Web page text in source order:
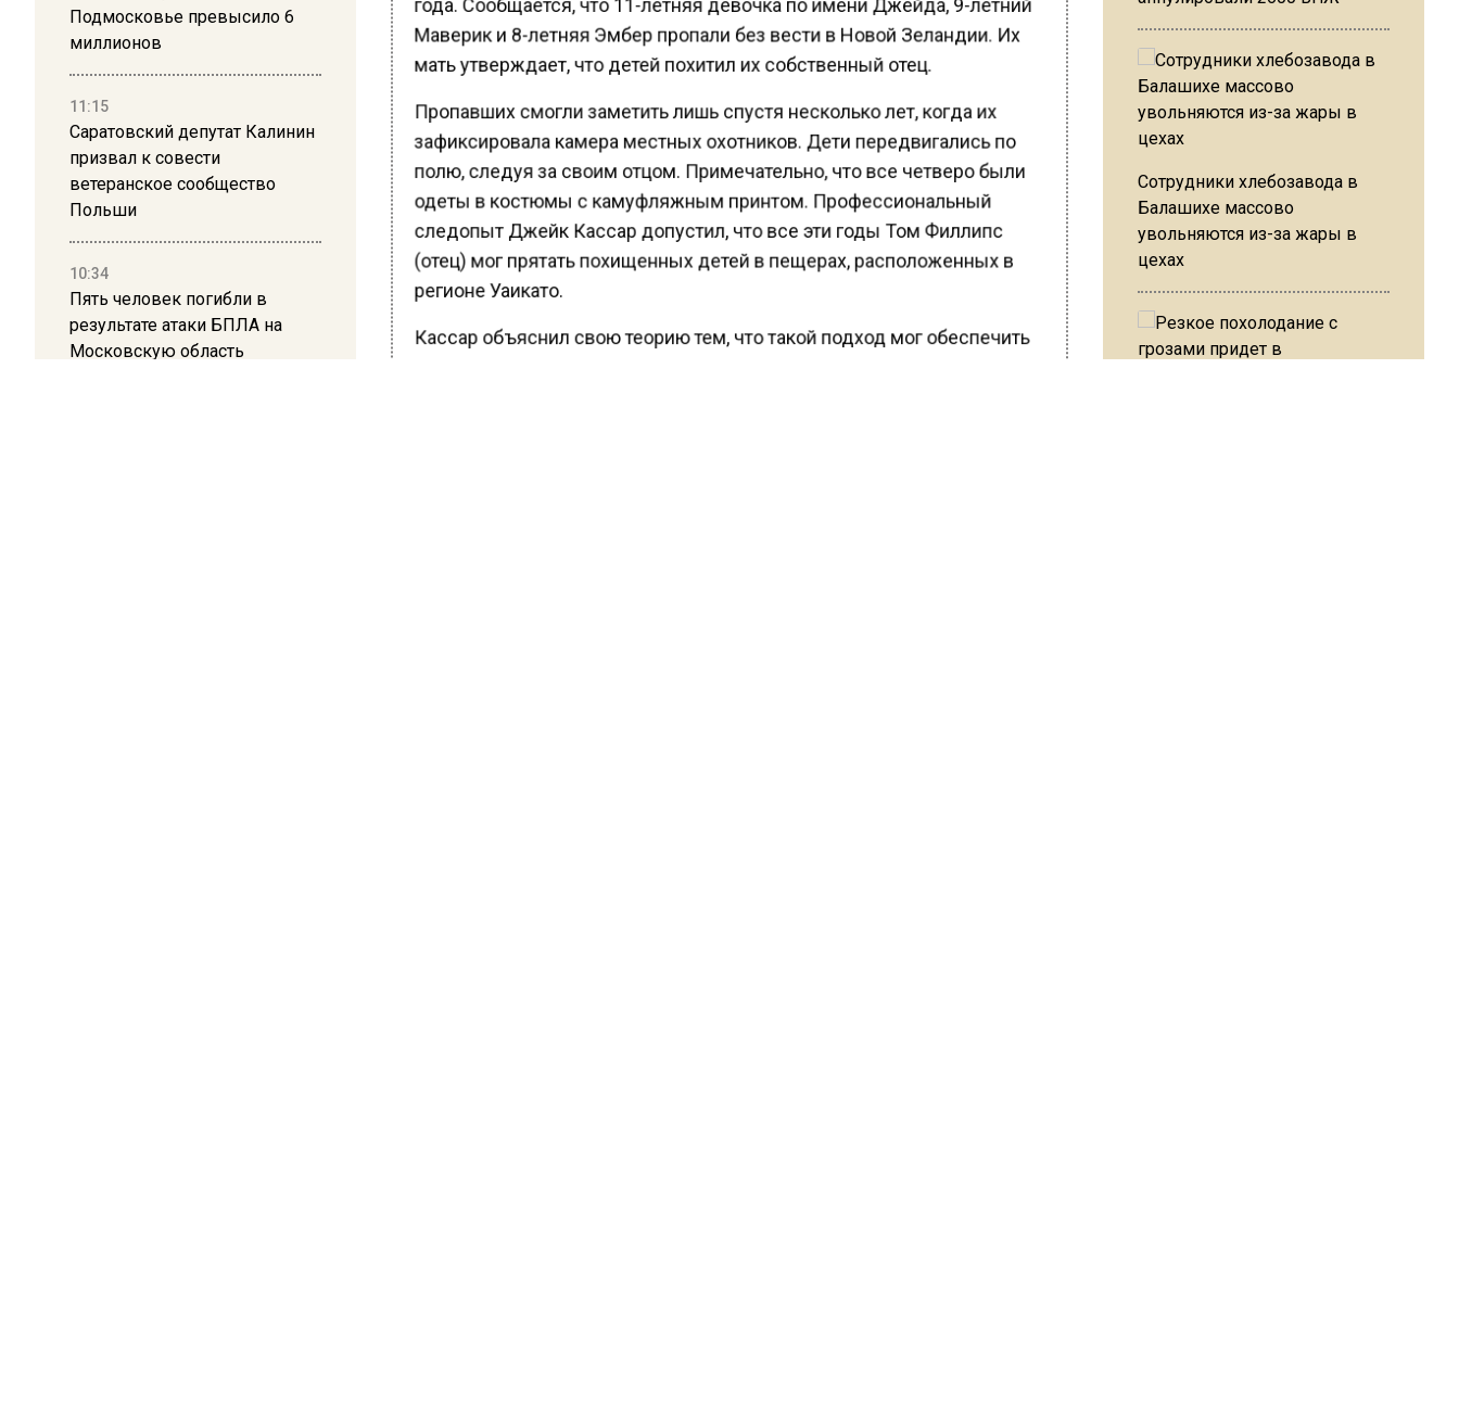
Подмосковье превысило 6
миллионов
11:15
Саратовский депутат Калинин
призвал к совести
ветеранское сообщество
Польши
10:34
Пять человек погибли в
результате атаки БПЛА на
Московскую область
Маверик и 8-летняя Эмбер пропали без вести в Новой Зеландии. Их
мать утверждает, что детей похитил их собственный отец.
Пропавших смогли заметить лишь спустя несколько лет, когда их
зафиксировала камера местных охотников. Дети передвигались по
полю, следуя за своим отцом. Примечательно, что все четверо были
одеты в костюмы с камуфляжным принтом. Профессиональный
следопыт Джейк Кассар допустил, что все эти годы Том Филлипс
(отец) мог прятать похищенных детей в пещерах, расположенных в
регионе Уаикато.
Кассар объяснил свою теорию тем, что такой подход мог обеспечить
Сотрудники хлебозавода в
Балашихе массово
увольняются из-за жары в
цехах